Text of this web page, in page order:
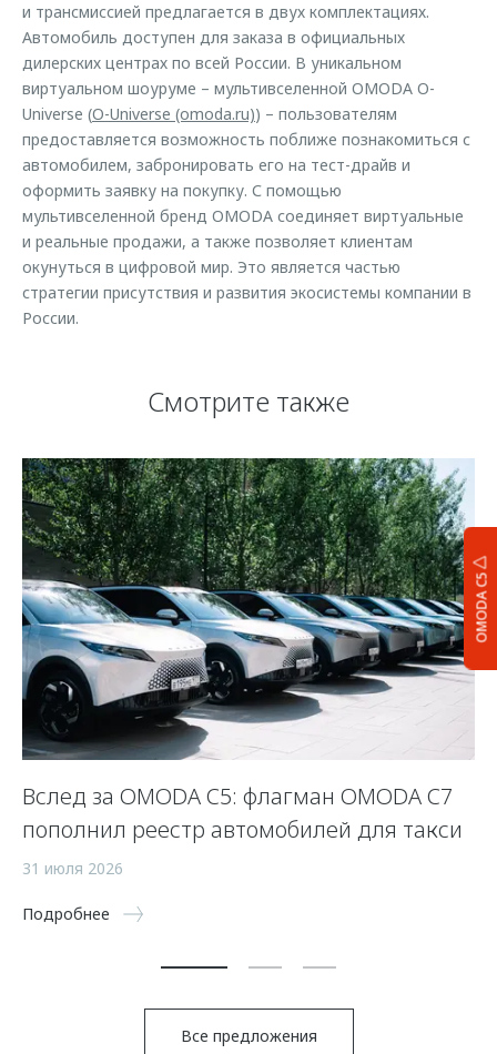
OMODA C5
и трансмиссией предлагается в двух комплектациях.
Автомобиль доступен для заказа в официальных
дилерских центрах по всей России. В уникальном
виртуальном шоуруме – мультивселенной OMODA O-
Universe (O-Universe (omoda.ru)) – пользователям
предоставляется возможность поближе познакомиться с
автомобилем, забронировать его на тест-драйв и
оформить заявку на покупку. С помощью
мультивселенной бренд OMODA соединяет виртуальные
и реальные продажи, а также позволяет клиентам
окунуться в цифровой мир. Это является частью
стратегии присутствия и развития экосистемы компании в
России.
Смотрите также
Вслед за OMODA C5: флагман OMODA C7
пополнил реестр автомобилей для такси
31 июля 2026
Подробнее
Все предложения